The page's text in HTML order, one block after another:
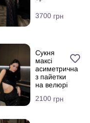
3700 грн
Сукня
максі
асиметрична
з пайетки
на велюрі
2100 грн